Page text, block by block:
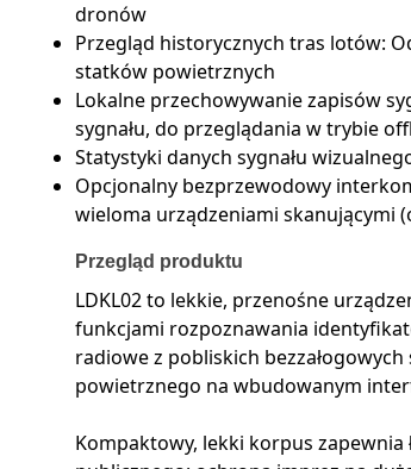
dronów
Przegląd historycznych tras lotów:
statków powietrznych
Lokalne przechowywanie zapisów
sygnału, do przeglądania w trybie
Statystyki danych sygnału
Opcjonalny bezprzewodowy
wieloma urządzeniami skanującymi
Przegląd produktu
LDKL02 to lekkie, przenośne
funkcjami rozpoznawania
radiowe z pobliskich
powietrznego na wbudowanym
Kompaktowy, lekki korpus zapewnia